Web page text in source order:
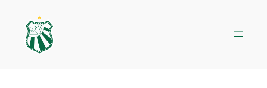
conteúdo